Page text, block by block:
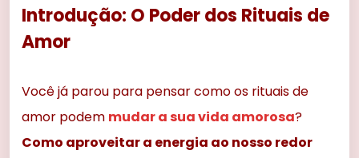
Introdução: O Poder dos Rituais de
Amor
Você já parou para pensar como os rituais de
amor podem mudar a sua vida amorosa?
Como aproveitar a energia ao nosso redor